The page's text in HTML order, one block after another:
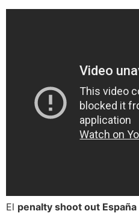
El penalty shoot out España